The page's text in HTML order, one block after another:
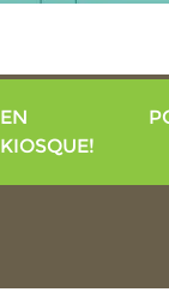
EN
KIOSQUE!